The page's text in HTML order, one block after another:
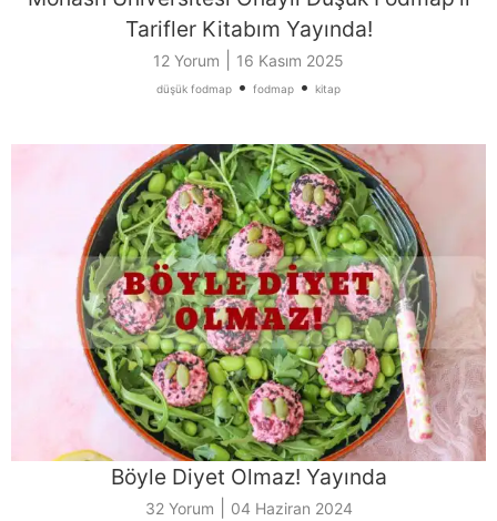
Tarifler Kitabım Yayında!
12 Yorum 16 Kasım 2025
düşük fodmap • fodmap • kitap
Böyle Diyet Olmaz! Yayında
32 Yorum 04 Haziran 2024